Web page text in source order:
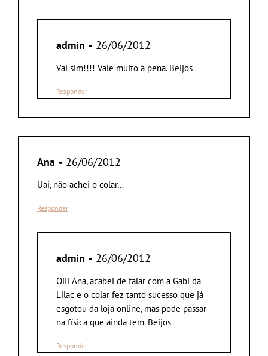
admin • 26/06/2012
Vai sim!!!! Vale muito a pena. Beijos
Responder
Ana • 26/06/2012
Uai, não achei o colar…
Responder
admin • 26/06/2012
Oiii Ana, acabei de falar com a Gabi da
Lilac e o colar fez tanto sucesso que já
esgotou da loja online, mas pode passar
na física que ainda tem. Beijos
Responder